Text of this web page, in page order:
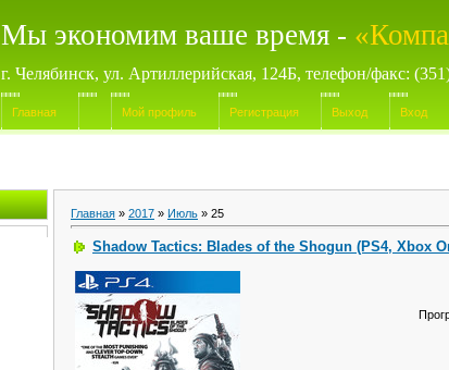
Мы экономим ваше время -
г. Челябинск, ул. Артиллерийская, 124Б, телефон/факс:
Главная Мой профиль Регистрация Выход Вход
Главная » 2017 » Июль » 25
Shadow Tactics: Blades of the Shogun (PS4, Xbox